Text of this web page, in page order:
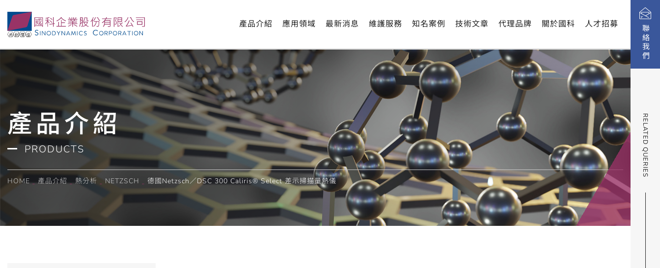
一款全面可靠且多功的 DSC儀器，為您的應用量身打造！不論研發、品質控制、委託測試，還是特定應用材料的規範制定，都能協助您了解材料在溫度變化和不同環境下的特性
聯絡我們
RELATED QUERIES
產品介紹 應用領域 最新消息 維護服務 知名案例 技術文章 代理品牌 關於國科 人才招募
產品介紹
PRODUCTS
HOME 產品介紹 熱分析 NETZSCH 德國Netzsch／DSC 300 Caliris® Select 差示掃描量熱儀